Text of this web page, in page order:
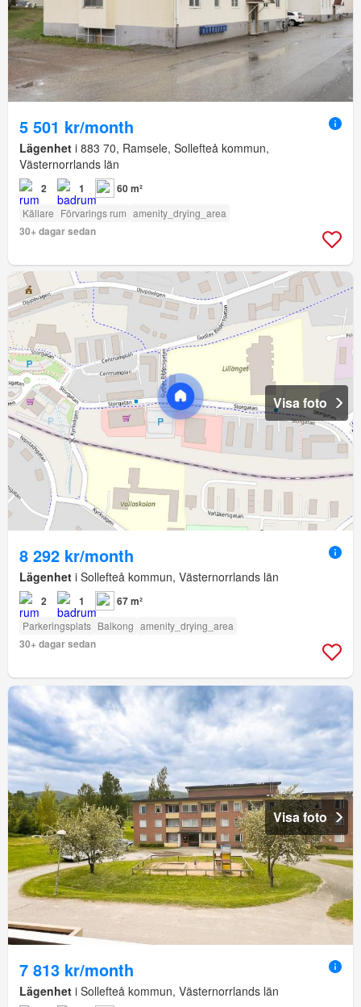
5 501 kr/month
Lägenhet i 883 70, Ramsele, Sollefteå kommun,
Västernorrlands län
2 1 60 m²
Källare Förvarings rum amenity_drying_area
30+ dagar sedan
Visa foto
8 292 kr/month
Lägenhet i Sollefteå kommun, Västernorrlands län
2 1 67 m²
Parkeringsplats Balkong amenity_drying_area
30+ dagar sedan
Visa foto
7 813 kr/month
Lägenhet i Sollefteå kommun, Västernorrlands län